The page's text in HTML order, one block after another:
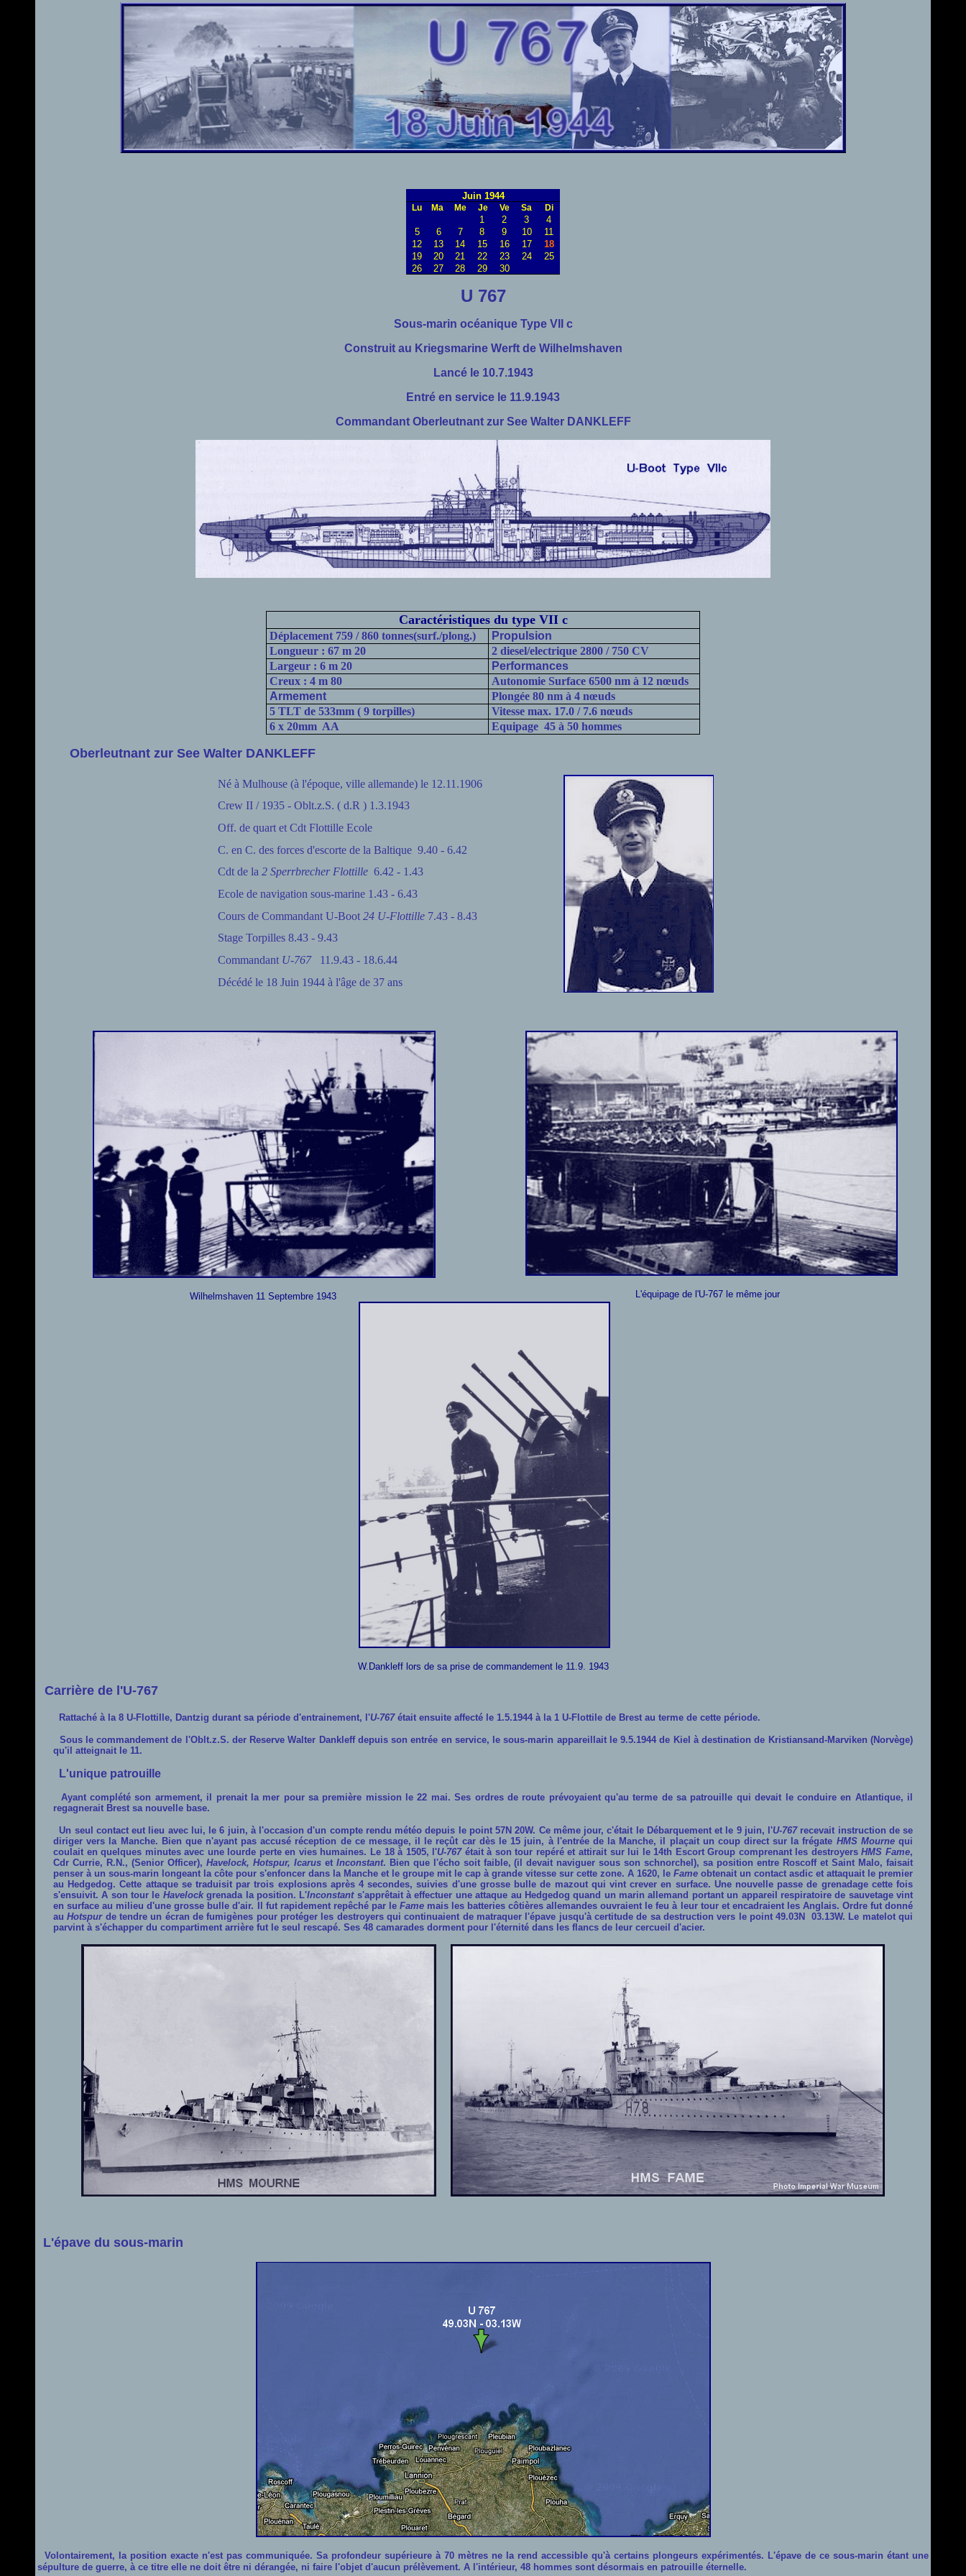
Juin 1944
Lu Ma Me Je Ve Sa Di
1 2 3
4
5
6 7 8 9 10
11
12
13 14 15 16 17
18
19
20 21 22 23 24
25
26
27 28 29 30
U 767
Sous-marin océanique Type VII c
Construit au Kriegsmarine Werft de Wilhelmshaven
Lancé le 10.7.1943
Entré en service le 11.9.1943
Commandant Oberleutnant zur See Walter DANKLEFF
Caractéristiques du type VII c
Déplacement 759 / 860 tonnes(surf./plong.)
Propulsion
Longueur : 67 m 20
2 diesel/electrique 2800 / 750 CV
Largeur : 6 m 20
Performances
Creux : 4 m 80
Autonomie Surface 6500 nm à 12 nœuds
Armement
Plongée 80 nm à 4 nœuds
5 TLT de 533mm ( 9 torpilles)
Vitesse max. 17.0 / 7.6 nœuds
6 x 20mm AA Equipage 45 à 50 hommes
Oberleutnant zur See Walter DANKLEFF
Né à Mulhouse (à l'époque, ville allemande) le 12.11.1906
Crew II / 1935 - Oblt.z.S. ( d.R ) 1.3.1943
Off. de quart et Cdt Flottille Ecole
C. en C. des forces d'escorte de la Baltique 9.40 - 6.42
Cdt de la 2 Sperrbrecher Flottille 6.42 - 1.43
Ecole de navigation sous-marine 1.43 - 6.43
Cours de Commandant U-Boot 24 U-Flottille 7.43 - 8.43
Stage Torpilles 8.43 - 9.43
Commandant U-76711.9.43 - 18.6.44
Décédé le 18 Juin 1944 à l'âge de 37 ans
Wilhelmshaven 11 Septembre 1943 L'équipage de l'U-767 le même jour
W.Dankleff lors de sa prise de commandement le 11.9. 1943
Carrière de l'U-767
Rattaché à la 8 U-Flottille, Dantzig durant sa période d'entrainement, l'U-767 était ensuite affecté le 1.5.1944 à la 1 U-Flottile de Brest au terme de cette période.
Sous le commandement de l'Oblt.z.S. der Reserve Walter Dankleff depuis son entrée en service, le sous-marin appareillait le 9.5.1944 de Kiel à destination de Kristiansand-Marviken (Norvège)
qu'il atteignait le 11.
L'unique patrouille
Ayant complété son armement, il prenait la mer pour sa première mission le 22 mai. Ses ordres de route prévoyaient qu'au terme de sa patrouille qui devait le conduire en Atlantique, il
regagnerait Brest sa nouvelle base.
Un seul contact eut lieu avec lui, le 6 juin, à l'occasion d'un compte rendu météo depuis le point 57N 20W. Ce même jour, c'était le Débarquement et le 9 juin, l'U-767recevait instruction de se
diriger vers la Manche. Bien que n'ayant pas accusé réception de ce message, il le reçût car dès le 15 juin, à l'entrée de la Manche, il plaçait un coup direct sur la frégate HMS Mournequi
coulait en quelques minutes avec une lourde perte en vies humaines. Le 18 à 1505, l'U-767était à son tour repéré et attirait sur lui le14th Escort Group comprenant les destroyersHMS Fame,
Cdr Currie, R.N., (Senior Officer), Havelock, Hotspur, Icaruset Inconstant. Bien que l'écho soit faible, (il devait naviguer sous son schnorchel), sa position entre Roscoff et Saint Malo, faisait
penser à un sous-marin longeant la côte pour s'enfoncer dans la Manche et le groupe mit le cap à grande vitesse sur cette zone. A 1620, le Fame obtenait un contact asdic et attaquait le premier
au Hedgedog. Cette attaque se traduisit par trois explosions après 4 secondes, suivies d'une grosse bulle de mazout qui vint crever en surface. Une nouvelle passe de grenadage cette fois
s'ensuivit. A son tour le Havelockgrenada la position. L'Inconstants'apprêtait à effectuer une attaque au Hedgedog quand un marin allemand portant un appareil respiratoire de sauvetage vint
en surface au milieu d'une grosse bulle d'air. Il fut rapidement repêché par le Famemais les batteries côtières allemandes ouvraient le feu à leur tour et encadraient les Anglais. Ordre fut donné
auHotspurde tendre un écran de fumigènes pour protéger les destroyers qui continuaient de matraquer l'épave jusqu'à certitude de sa destruction vers le point 49.03N
03.13W. Le matelot qui
parvint à s'échapper du compartiment arrière fut le seul rescapé. Ses 48 camarades dorment pour l'éternité dans les flancs de leur cercueil d'acier.
L'épave du sous-marin
Volontairement, la position exacte n'est pas communiquée. Sa profondeur supérieure à 70 mètres ne la rend accessible qu'à certains plongeurs expérimentés. L'épave de ce sous-marin étant une
sépulture de guerre, à ce titre elle ne doit être ni dérangée, ni faire l'objet d'aucun prélèvement. A l'intérieur, 48 hommes sont désormais en patrouille éternelle.